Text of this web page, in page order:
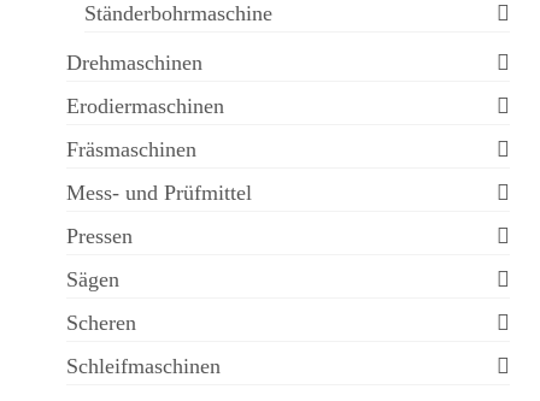
Ständerbohrmaschine
Drehmaschinen
Erodiermaschinen
Fräsmaschinen
Mess- und Prüfmittel
Pressen
Sägen
Scheren
Schleifmaschinen